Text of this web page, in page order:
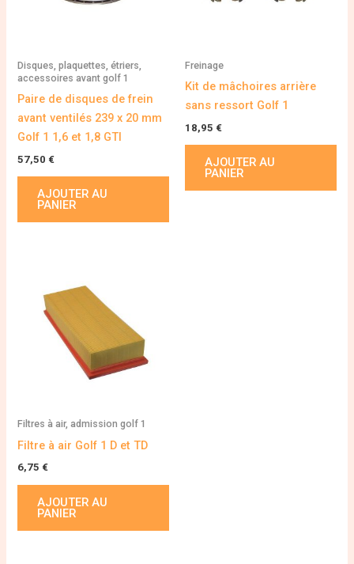
Disques, plaquettes, étriers,
accessoires avant golf 1
Paire de disques de frein
avant ventilés 239 x 20 mm
Golf 1 1,6 et 1,8 GTI
57,50 €
AJOUTER AU
PANIER
Freinage
Kit de mâchoires arrière
sans ressort Golf 1
18,95 €
AJOUTER AU
PANIER
Filtres à air, admission golf 1
Filtre à air Golf 1 D et TD
6,75 €
AJOUTER AU
PANIER